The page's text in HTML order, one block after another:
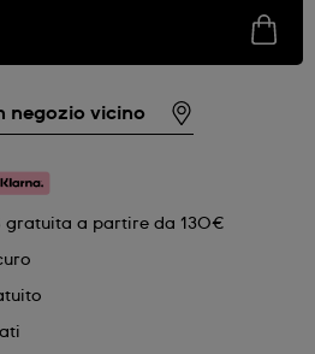
negozio vicino
gratuita a partire da 130€